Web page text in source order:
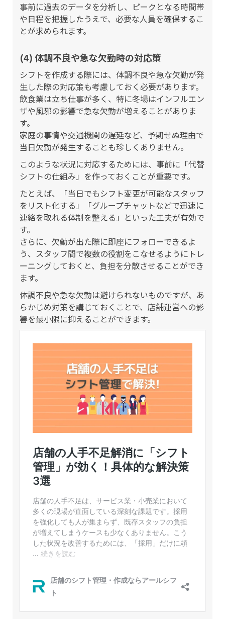
事前に過去のデータを分析し、ピークとなる時間帯
や日程を把握したうえで、必要な人員を確保するこ
とが求められます。
(4) 体調不良や急な欠勤時の対応策
シフトを作成する際には、体調不良や急な欠勤が発
生した際の対応策も考慮しておく必要があります。
飲食業は立ち仕事が多く、特に冬場はインフルエン
ザや風邪の影響で急な欠勤が増えることがありま
す。
家庭の事情や交通機関の遅延など、予期せぬ理由で
当日欠勤が発生することも珍しくありません。
このような状況に対応するためには、事前に「代替
シフトの仕組み」を作っておくことが重要です。
たとえば、「当日でもシフト変更が可能なスタッフ
をリスト化する」「グループチャットなどで迅速に
連絡を取れる体制を整える」といった工夫が有効で
す。
さらに、欠勤が出た際に即座にフォローできるよ
う、スタッフ間で複数の役割をこなせるようにトレ
ーニングしておくと、負担を分散させることができ
ます。
体調不良や急な欠勤は避けられないものですが、あ
らかじめ対策を講じておくことで、店舗運営への影
響を最小限に抑えることができます。